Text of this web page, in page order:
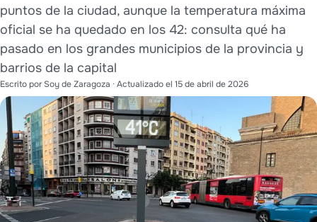
puntos de la ciudad, aunque la temperatura máxima
oficial se ha quedado en los 42: consulta qué ha
pasado en los grandes municipios de la provincia y
barrios de la capital
Escrito porSoy de Zaragoza · Actualizado el 15 de abril de 2026